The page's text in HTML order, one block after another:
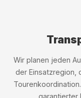
Wir planen jeden
der Einsatzregion,
garantierter